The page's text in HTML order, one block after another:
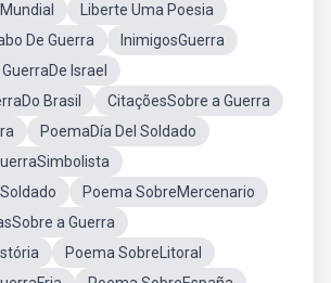
Liberte Uma Poesia
De Guerra
InimigosGuerra
Israel
Brasil
CitaçõesSobre a Guerra
PoemaDía Del Soldado
Poema SobreMercenario
a Guerra
Poema SobreLitoral